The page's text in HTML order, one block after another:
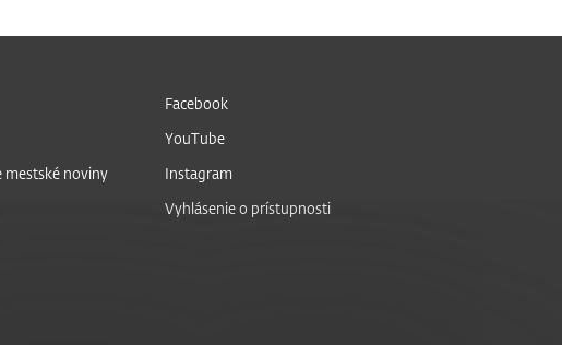
mestské noviny
Facebook
YouTube
Instagram
Vyhlásenie o prístupnosti